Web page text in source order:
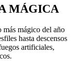
MÁGICA
más mágico del año
hasta descensos
artificiales,